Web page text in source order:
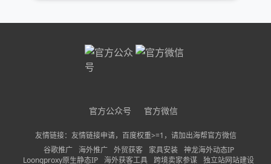
需求描述
立即申请免费使用
官方公众号 官方微信
友情链接：友情链接申请，百度权重>=1，请加出海帮官方微信
谷歌推广
海外推广 外贸获客 家具安装
神龙海外动态IP
Loongproxy原生静态IP 海外获客工具 跨境卖家参谋 独立站网站建设